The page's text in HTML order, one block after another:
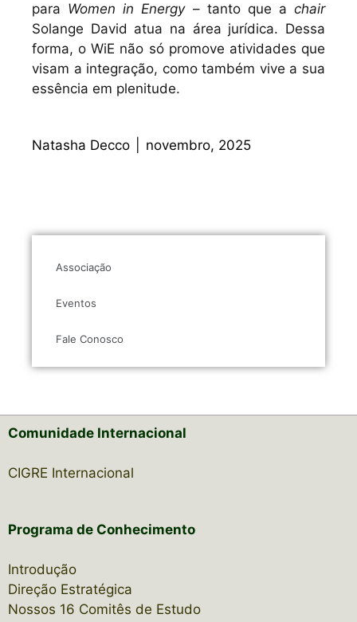
para Women in Energy– tanto que a chair
Solange David atua na área jurídica. Dessa
forma, o WiE não só promove atividades que
visam a integração, como também vive a sua
essência em plenitude.
Natasha Decco novembro, 2025
Associação
Eventos
Fale Conosco
Comunidade Internacional
CIGRE Internacional
Programa de Conhecimento
Introdução
Direção Estratégica
Nossos 16 Comitês de Estudo